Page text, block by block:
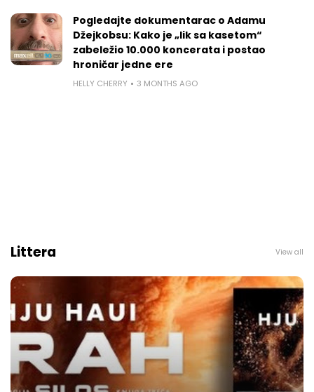
Pogledajte dokumentarac o Adamu
Džejkobsu: Kako je „lik sa kasetom“
zabeležio 10.000 koncerata i postao
hroničar jedne ere
HELLY CHERRY 3 MONTHS AGO
Littera View all